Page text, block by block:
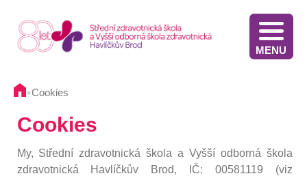
MENU
•Cookies
Cookies
My, Střední zdravotnická škola a Vyšší odborná škola
zdravotnická Havlíčkův Brod, IČ: 00581119 (viz